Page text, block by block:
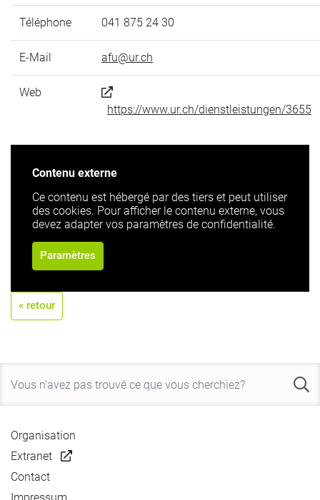
Téléphone 041 875 24 30
E-Mail afu@ur.ch
Web
https://www.ur.ch/dienstleistungen/3655
Contenu externe
Ce contenu est hébergé par des tiers et peut utiliser
des cookies. Pour afficher le contenu externe, vous
devez adapter vos paramètres de confidentialité.
Paramètres
« retour
Organisation
Extranet
Contact